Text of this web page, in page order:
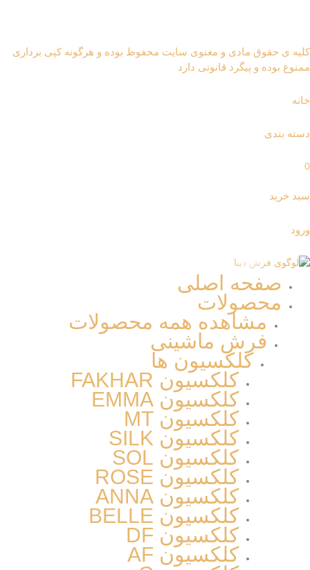
ی حقوق مادی و معنوی سایت محفوظ بوده و هرگونه کپی برداری
بوده و پیگرد قانونی دارد
بندی
خرید
صفحه اصلی
محصولات
مشاهده همه محصولات
فرش ماشینی
کلکسیون ها
کلکسیون FAKHAR
کلکسیون EMMA
کلکسیون MT
کلکسیون SILK
کلکسیون SOL
کلکسیون ROSE
کلکسیون ANNA
کلکسیون BELLE
کلکسیون DF
کلکسیون AF